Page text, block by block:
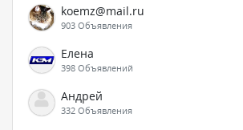
koemz@mail.ru
903 Объявления
Елена
398 Объявлений
Андрей
332 Объявления